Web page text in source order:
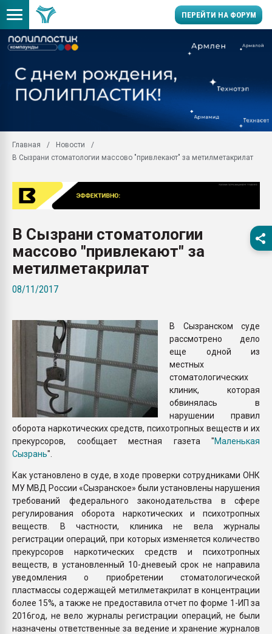
ПЕРЕЙТИ НА ФОРУМ
заводу пластмасс"
28.07.2026
пластмасс
28.07.2026
ПЕРЕЙТИ НА
Главная
Новости
В Сызрани стоматологии массово "привлекают" за метилметакрилат
В Сызрани стоматологии
массово "привлекают" за
метилметакрилат
08/11/2017
В Сызранском суде
рассмотрено дело
еще одной из
местных
стоматологических
клиник, которая
обвинялась в
нарушении правил
оборота наркотических средств, психотропных веществ и их
прекурсоров, сообщает местная газета "Маленькая
Сызрань".
Как установлено в суде, в ходе проверки сотрудниками ОНК
МУ МВД России «Сызранское» были установлены нарушения
требований федерального законодательства в сфере
регулирования оборота наркотических и психотропных
веществ. В частности, клиника не вела журналы
регистрации операций, при которых изменяется количество
прекурсоров наркотических средств и психотропных
веществ, в установленный 10-дневеый срок не направила
уведомления о приобретении стоматологической
пластмассы содержащей метилметакрилат в концентрации
более 15%, а также не предоставила отчет по форме 1-ИП за
2016год, не вело журналы регистрации операций, не были
назначены ответственные за ведение и хранение журналов